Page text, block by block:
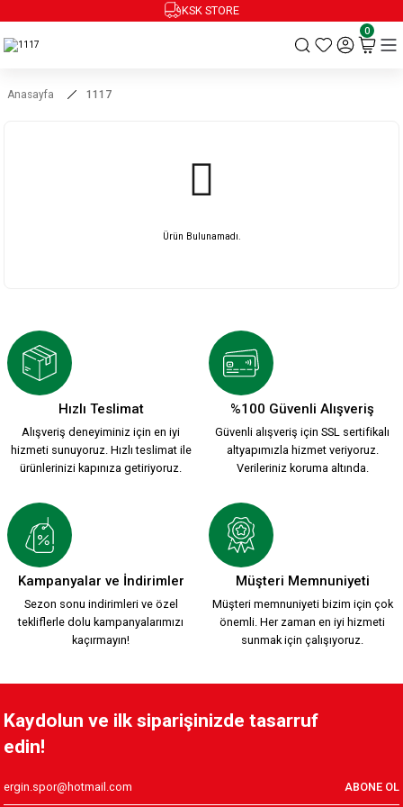
KSK STORE
0
Anasayfa 1117
Ürün Bulunamadı.
Hızlı Teslimat
Alışveriş deneyiminiz için en iyi
hizmeti sunuyoruz. Hızlı teslimat ile
ürünlerinizi kapınıza getiriyoruz.
%100 Güvenli Alışveriş
Güvenli alışveriş için SSL sertifikalı
altyapımızla hizmet veriyoruz.
Verileriniz koruma altında.
Kampanyalar ve İndirimler
Sezon sonu indirimleri ve özel
tekliflerle dolu kampanyalarımızı
kaçırmayın!
Müşteri Memnuniyeti
Müşteri memnuniyeti bizim için çok
önemli. Her zaman en iyi hizmeti
sunmak için çalışıyoruz.
Kaydolun ve ilk siparişinizde tasarruf
edin!
ABONE OL